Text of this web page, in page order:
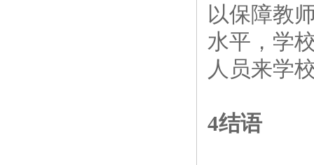
以保障教
水平，学
人员来学
4结语